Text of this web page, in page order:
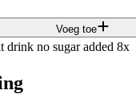
Voeg toe
drink no sugar added 8x